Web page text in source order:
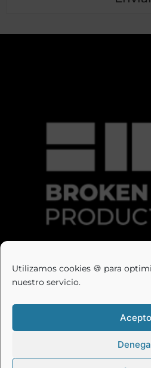
Utilizamos cookies 🍪 para
nuestro servicio.
Acepto